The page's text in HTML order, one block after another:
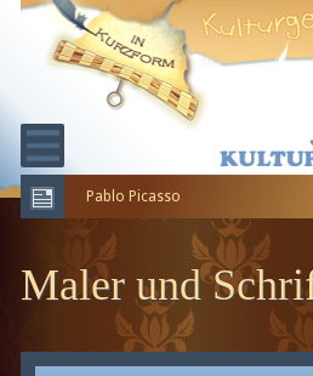
Pablo Picasso
Maler und